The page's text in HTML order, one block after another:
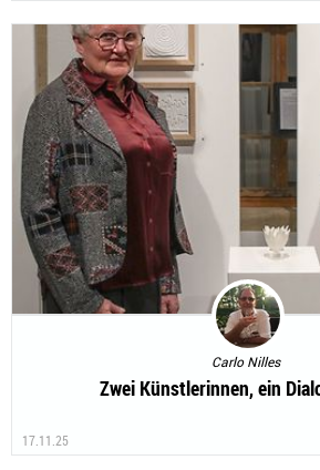
Carlo Nilles
Zwei Künstlerinnen, ein
17.11.25